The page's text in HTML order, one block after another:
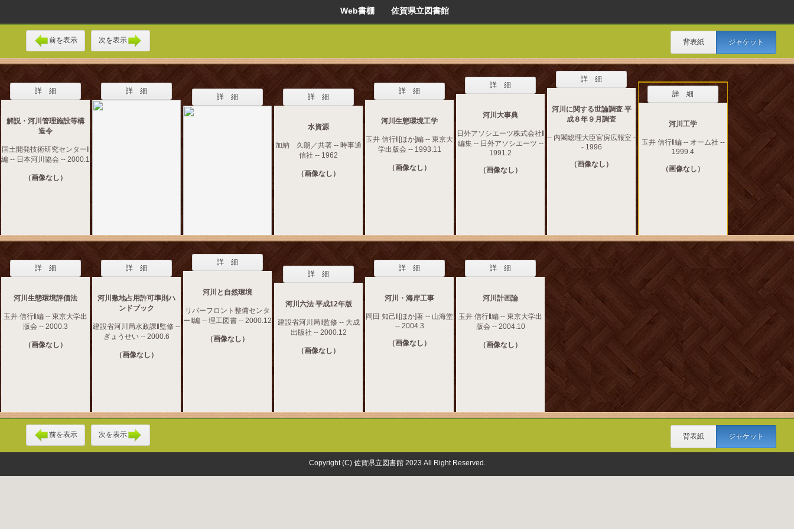
Web書棚 佐賀県立図書館
前を表示 次を表示 背表紙 ジャケット
詳 細
解説・河川管理施設等構
造令
国土開発技術研究センター‖
編 -- 日本河川協会 -- 2000.1
（画像なし）
詳 細
詳 細 詳 細
水資源
加納 久朗／共著 -- 時事通
信社 -- 1962
（画像なし）
詳 細
河川生態環境工学
玉井 信行‖[ほか]編 -- 東京大
学出版会 -- 1993.11
（画像なし）
詳 細
河川大事典
日外アソシエーツ株式会社‖
編集 -- 日外アソシエーツ --
1991.2
（画像なし）
詳 細
河川に関する世論調査 平
成８年９月調査
-- 内閣総理大臣官房広報室 -
- 1996
（画像なし）
詳 細
河川工学
玉井 信行‖編 -- オーム社 --
1999.4
（画像なし）
詳 細
河川生態環境評価法
玉井 信行‖編 -- 東京大学出
版会 -- 2000.3
（画像なし）
詳 細
河川敷地占用許可準則ハ
ンドブック
建設省河川局水政課‖監修 --
ぎょうせい -- 2000.6
（画像なし）
詳 細
河川と自然環境
リバーフロント整備センタ
ー‖編 -- 理工図書 -- 2000.12
（画像なし）
詳 細
河川六法 平成12年版
建設省河川局‖監修 -- 大成
出版社 -- 2000.12
（画像なし）
詳 細
河川・海岸工事
岡田 知己‖[ほか]著 -- 山海堂
-- 2004.3
（画像なし）
詳 細
河川計画論
玉井 信行‖編 -- 東京大学出
版会 -- 2004.10
（画像なし）
前を表示 次を表示 背表紙 ジャケット
Copyright (C) 佐賀県立図書館 2023 All Right Reserved.